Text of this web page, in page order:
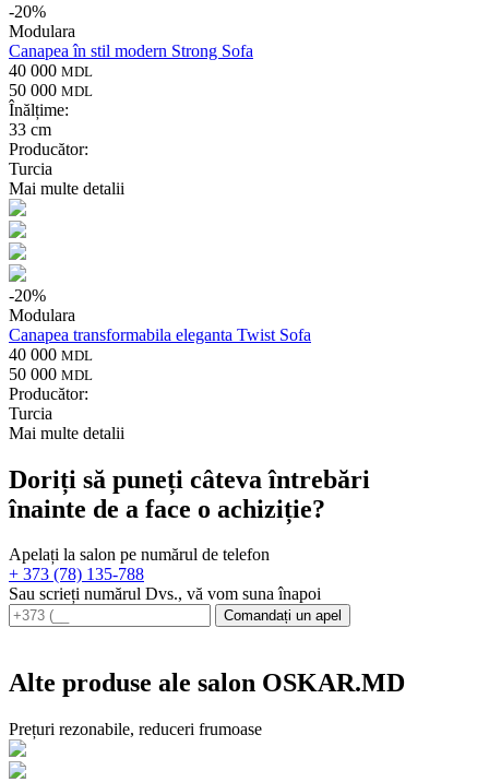
-20%
Modulara
Canapea în stil modern Strong Sofa
40 000 MDL
50 000 MDL
Înălțime:
33 cm
Producător:
Turcia
Mai multe detalii
-20%
Modulara
Canapea transformabila eleganta Twist Sofa
40 000 MDL
50 000 MDL
Producător:
Turcia
Mai multe detalii
Doriți să puneți câteva întrebări
înainte de a face o achiziție?
Apelați la salon pe numărul de telefon
+ 373 (78) 135-788
Sau scrieți numărul Dvs., vă vom suna înapoi
Comandați un apel
Alte produse ale salon OSKAR.MD
Prețuri rezonabile, reduceri frumoase